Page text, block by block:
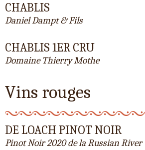
CHABLIS
Daniel Dampt & Fils
CHABLIS 1ER CRU
Domaine Thierry Mothe
Vins rouges
DE LOACH PINOT NOIR
Pinot Noir 2020 de la Russian River